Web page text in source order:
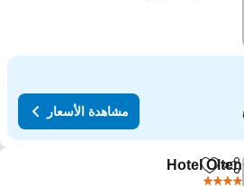
مشاهدة الأسعار
مشاركةAdd to favorites
Hotel Olten